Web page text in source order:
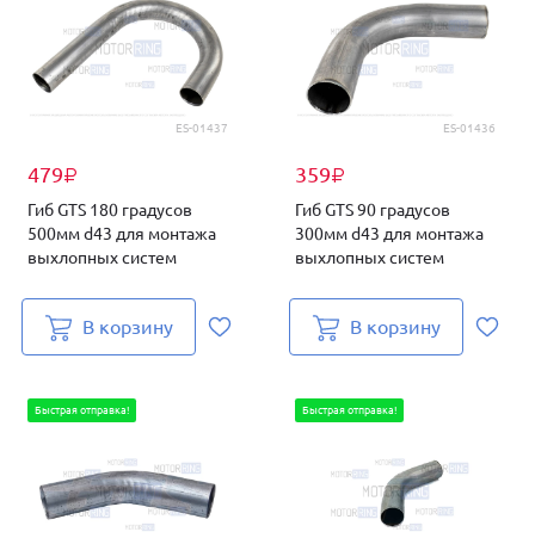
ES-01437
479₽
Гиб GTS 180 градусов
500мм d43 для монтажа
выхлопных систем
В корзину
ES-01436
359₽
Гиб GTS 90 градусов
300мм d43 для монтажа
выхлопных систем
В корзину
Быстрая отправка! Быстрая отправка!